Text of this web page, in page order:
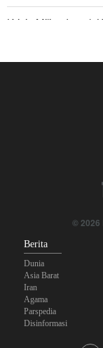
Krisis Militer Israel;
Foreign Policy:
Yahya Saree:
dengan Rudal
Brigjen Akrami Nia:
Anggota Kongres
Amerika Hadapi Iran
© 2026
Berita
Dunia
Asia Barat
Iran
Agama
Parspedia
Disinformasi